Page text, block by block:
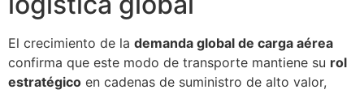
El crecimiento de la demanda global de carga aérea
confirma que este modo de transporte mantiene su rol
estratégico en cadenas de suministro de alto valor,